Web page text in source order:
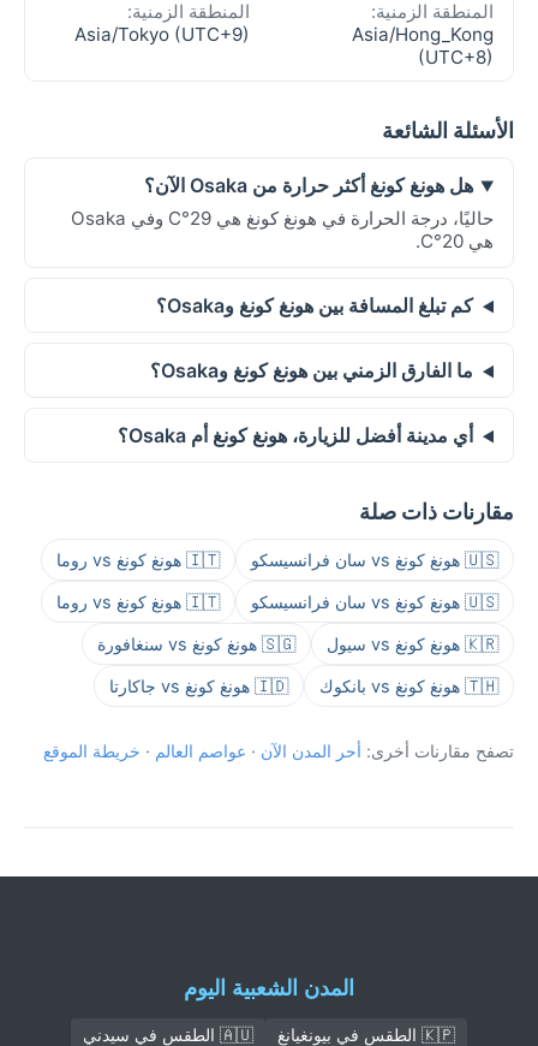
المنطقة الزمنية:
Asia/Hong_Kong
(UTC+8)
المنطقة الزمنية:
Asia/Tokyo (UTC+9)
الأسئلة الشائعة
هل هونغ كونغ أكثر حرارة من Osaka الآن؟
حاليًا، درجة الحرارة في هونغ كونغ هي 29°C وفي Osaka
هي 20°C.
كم تبلغ المسافة بين هونغ كونغ وOsaka؟
ما الفارق الزمني بين هونغ كونغ وOsaka؟
أي مدينة أفضل للزيارة، هونغ كونغ أم Osaka؟
مقارنات ذات صلة
🇺🇸 هونغ كونغ vs سان فرانسيسكو 🇮🇹 هونغ كونغ vs روما
🇺🇸 هونغ كونغ vs سان فرانسيسكو 🇮🇹 هونغ كونغ vs روما
🇰🇷 هونغ كونغ vs سيول 🇸🇬 هونغ كونغ vs سنغافورة
🇹🇭 هونغ كونغ vs بانكوك 🇮🇩 هونغ كونغ vs جاكارتا
تصفح مقارنات أخرى: أحر المدن الآن · عواصم العالم · خريطة الموقع
المدن الشعبية اليوم
🇰🇵 الطقس في بيونغيانغ
🇦🇺 الطقس في سيدني